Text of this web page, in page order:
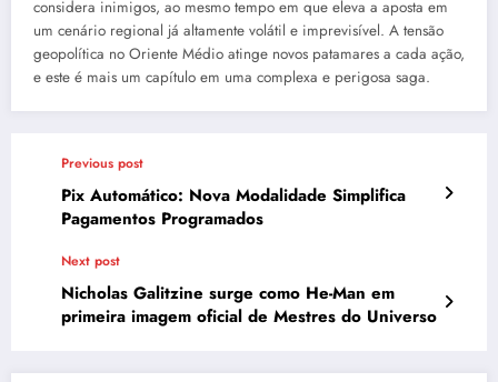
considera inimigos, ao mesmo tempo em que eleva a aposta em
um cenário regional já altamente volátil e imprevisível. A tensão
geopolítica no Oriente Médio atinge novos patamares a cada ação,
e este é mais um capítulo em uma complexa e perigosa saga.
Previous post
Pix Automático: Nova Modalidade Simplifica
Pagamentos Programados
Next post
Nicholas Galitzine surge como He-Man em
primeira imagem oficial de Mestres do Universo